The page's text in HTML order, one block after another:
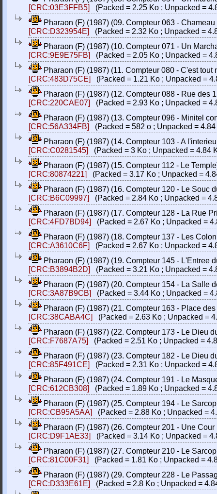
[CRC:03E3FFB5]
(Packed = 2.25 Ko ; Unpacked =
Pharaon (F) (1987) (09. Compteur 063 -
[CRC:D323954E]
(Packed = 2.32 Ko ; Unpacked =
Pharaon (F) (1987) (10. Compteur 071 - Un
[CRC:9E9E75FB]
(Packed = 2.05 Ko ; Unpacked =
Pharaon (F) (1987) (11. Compteur 080 - C'est
[CRC:483D75CE]
(Packed = 1.21 Ko ; Unpacked =
Pharaon (F) (1987) (12. Compteur 088 - Rue des
[CRC:220CAE07]
(Packed = 2.93 Ko ; Unpacked =
Pharaon (F) (1987) (13. Compteur 096 - Minitel
[CRC:56A334FB]
(Packed = 582 o ; Unpacked = 4.84
Pharaon (F) (1987) (14. Compteur 103 - A
[CRC:C0281545]
(Packed = 3 Ko ; Unpacked = 4.84
Pharaon (F) (1987) (15. Compteur 112 - Le
[CRC:80874221]
(Packed = 3.17 Ko ; Unpacked =
Pharaon (F) (1987) (16. Compteur 120 - Le Souc
[CRC:B6C09997]
(Packed = 2.84 Ko ; Unpacked =
Pharaon (F) (1987) (17. Compteur 128 - La Rue
[CRC:4FD7BD94]
(Packed = 2.67 Ko ; Unpacked =
Pharaon (F) (1987) (18. Compteur 137 - Les
[CRC:A3610C6F]
(Packed = 2.67 Ko ; Unpacked =
Pharaon (F) (1987) (19. Compteur 145 - L'Entree
[CRC:B3894B2D]
(Packed = 3.21 Ko ; Unpacked =
Pharaon (F) (1987) (20. Compteur 154 - La Salle
[CRC:3A87B9CB]
(Packed = 3.44 Ko ; Unpacked =
Pharaon (F) (1987) (21. Compteur 163 - Place
[CRC:38CABA4C]
(Packed = 2.63 Ko ; Unpacked =
Pharaon (F) (1987) (22. Compteur 173 - Le Dieu
[CRC:F7687A75]
(Packed = 2.51 Ko ; Unpacked =
Pharaon (F) (1987) (23. Compteur 182 - Le Dieu
[CRC:85F491CE]
(Packed = 2.31 Ko ; Unpacked =
Pharaon (F) (1987) (24. Compteur 191 - Le
[CRC:612CB308]
(Packed = 1.89 Ko ; Unpacked =
Pharaon (F) (1987) (25. Compteur 194 - Le
[CRC:CB95A5AA]
(Packed = 2.88 Ko ; Unpacked =
Pharaon (F) (1987) (26. Compteur 201 - Une
[CRC:D9F1AE33]
(Packed = 3.14 Ko ; Unpacked =
Pharaon (F) (1987) (27. Compteur 210 - Le
[CRC:81C00F31]
(Packed = 1.81 Ko ; Unpacked =
Pharaon (F) (1987) (29. Compteur 228 - Le
[CRC:D333E61E]
(Packed = 2.8 Ko ; Unpacked =